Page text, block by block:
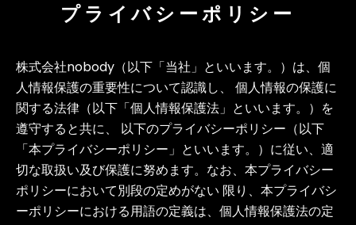
プライバシーポリシー
株式会社nobody（以下「当社」といいます。）は、個
人情報保護の重要性について認識し、 個人情報の保護に
関する法律（以下「個人情報保護法」といいます。）を
遵守すると共に、 以下のプライバシーポリシー（以下
「本プライバシーポリシー」といいます。）に従い、適
切な取扱い及び保護に努めます。なお、本プライバシー
ポリシーにおいて別段の定めがない 限り、本プライバシ
ーポリシーにおける用語の定義は、個人情報保護法の定